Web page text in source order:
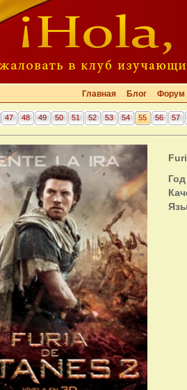
Главная Блог Форум
47 48 49 50 51 52 53 54 55 56 57